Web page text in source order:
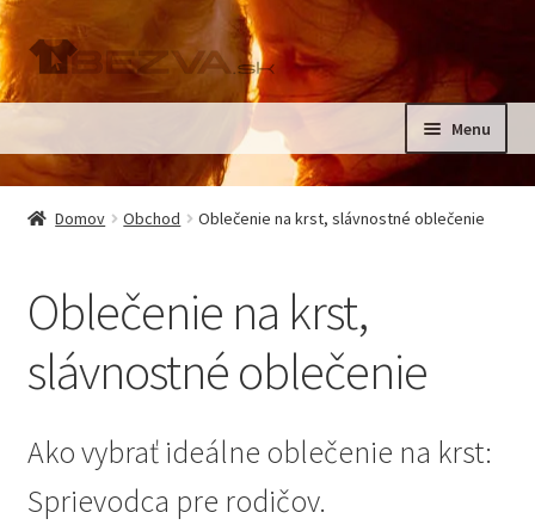
Preskočiť
na
navigáciu
Preskočiť
na
obsah
Menu
Domov
Oblečenie na krst, slávnostné oblečenie
Kontakt
Domov Obchod Oblečenie na krst, slávnostné oblečenie
Oblečenie na krst,
slávnostné oblečenie
Ako vybrať ideálne oblečenie na krst:
Sprievodca pre rodičov.